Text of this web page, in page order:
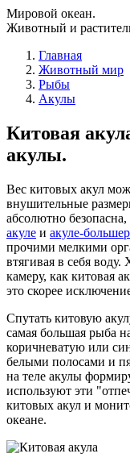
Мировой океан.
Животный и
Главная
Животный мир
Рыбы
Акулы
Китовая
акулы.
Вес китовых акул
внушительные
абсолютно
акуле и акуле-
прочими мелкими
втягивая в себя
камеру, как китовая
это скорее
Спутать китовую
самая большая рыба
коричневатую или
белыми полосами и
на теле акулы
используют эти
китовых акул и
океане.